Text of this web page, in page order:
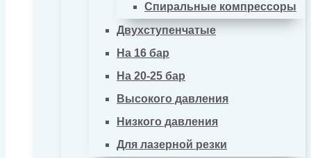
Спиральные компрессоры
Двухступенчатые
На 16 бар
На 20-25 бар
Высокого давления
Низкого давления
Для лазерной резки